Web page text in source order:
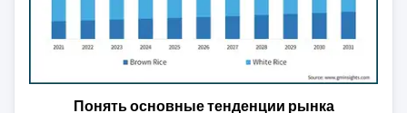
Понять основные тенденции рынка